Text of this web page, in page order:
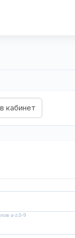
a-z,0-9